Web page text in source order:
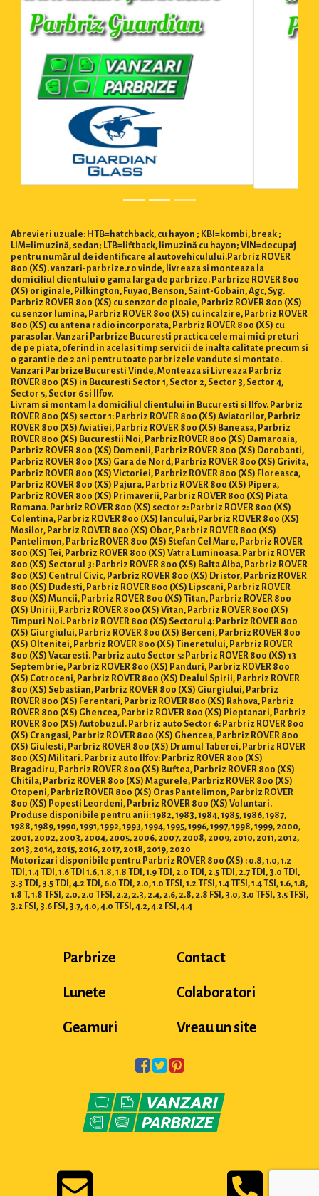
Abrevieri uzuale: HTB=hatchback, cu hayon ; KBI=kombi, break ;
LIM=limuzină, sedan; LTB=liftback, limuzină cu hayon; VIN=decupaj
pentru numărul de identificare al autovehiculului.Parbriz ROVER
800 (XS). vanzari-parbrize.ro vinde, livreaza si monteaza la
domiciliul clientului o gama larga de parbrize. Parbrize ROVER 800
(XS) originale, Pilkington, Fuyao, Benson, Saint-Gobain, Agc, Syg.
Parbriz ROVER 800 (XS) cu senzor de ploaie, Parbriz ROVER 800 (XS)
cu senzor lumina, Parbriz ROVER 800 (XS) cu incalzire, Parbriz ROVER
800 (XS) cu antena radio incorporata, Parbriz ROVER 800 (XS) cu
parasolar. Vanzari Parbrize Bucuresti practica cele mai mici preturi
de pe piata, oferind in acelasi timp servicii de inalta calitate precum si
o garantie de 2 ani pentru toate parbrizele vandute si montate.
Vanzari Parbrize Bucuresti Vinde, Monteaza si Livreaza Parbriz
ROVER 800 (XS) in Bucuresti Sector 1, Sector 2, Sector 3, Sector 4,
Sector 5, Sector 6 si Ilfov.
Livram si montam la domiciliul clientului in Bucuresti si Ilfov. Parbriz
ROVER 800 (XS) sector 1: Parbriz ROVER 800 (XS) Aviatorilor, Parbriz
ROVER 800 (XS) Aviatiei, Parbriz ROVER 800 (XS) Baneasa, Parbriz
ROVER 800 (XS) Bucurestii Noi, Parbriz ROVER 800 (XS) Damaroaia,
Parbriz ROVER 800 (XS) Domenii, Parbriz ROVER 800 (XS) Dorobanti,
Parbriz ROVER 800 (XS) Gara de Nord, Parbriz ROVER 800 (XS) Grivita,
Parbriz ROVER 800 (XS) Victoriei, Parbriz ROVER 800 (XS) Floreasca,
Parbriz ROVER 800 (XS) Pajura, Parbriz ROVER 800 (XS) Pipera,
Parbriz ROVER 800 (XS) Primaverii, Parbriz ROVER 800 (XS) Piata
Romana. Parbriz ROVER 800 (XS) sector 2: Parbriz ROVER 800 (XS)
Colentina, Parbriz ROVER 800 (XS) Iancului, Parbriz ROVER 800 (XS)
Mosilor, Parbriz ROVER 800 (XS) Obor, Parbriz ROVER 800 (XS)
Pantelimon, Parbriz ROVER 800 (XS) Stefan Cel Mare, Parbriz ROVER
800 (XS) Tei, Parbriz ROVER 800 (XS) Vatra Luminoasa. Parbriz ROVER
800 (XS) Sectorul 3: Parbriz ROVER 800 (XS) Balta Alba, Parbriz ROVER
800 (XS) Centrul Civic, Parbriz ROVER 800 (XS) Dristor, Parbriz ROVER
800 (XS) Dudesti, Parbriz ROVER 800 (XS) Lipscani, Parbriz ROVER
800 (XS) Muncii, Parbriz ROVER 800 (XS) Titan, Parbriz ROVER 800
(XS) Unirii, Parbriz ROVER 800 (XS) Vitan, Parbriz ROVER 800 (XS)
Timpuri Noi. Parbriz ROVER 800 (XS) Sectorul 4: Parbriz ROVER 800
(XS) Giurgiului, Parbriz ROVER 800 (XS) Berceni, Parbriz ROVER 800
(XS) Oltenitei, Parbriz ROVER 800 (XS) Tineretului, Parbriz ROVER
800 (XS) Vacaresti. Parbriz auto Sector 5: Parbriz ROVER 800 (XS) 13
Septembrie, Parbriz ROVER 800 (XS) Panduri, Parbriz ROVER 800
(XS) Cotroceni, Parbriz ROVER 800 (XS) Dealul Spirii, Parbriz ROVER
800 (XS) Sebastian, Parbriz ROVER 800 (XS) Giurgiului, Parbriz
ROVER 800 (XS) Ferentari, Parbriz ROVER 800 (XS) Rahova, Parbriz
ROVER 800 (XS) Ghencea, Parbriz ROVER 800 (XS) Pieptanari, Parbriz
ROVER 800 (XS) Autobuzul. Parbriz auto Sector 6: Parbriz ROVER 800
(XS) Crangasi, Parbriz ROVER 800 (XS) Ghencea, Parbriz ROVER 800
(XS) Giulesti, Parbriz ROVER 800 (XS) Drumul Taberei, Parbriz ROVER
800 (XS) Militari. Parbriz auto Ilfov: Parbriz ROVER 800 (XS)
Bragadiru, Parbriz ROVER 800 (XS) Buftea, Parbriz ROVER 800 (XS)
Chitila, Parbriz ROVER 800 (XS) Magurele, Parbriz ROVER 800 (XS)
Otopeni, Parbriz ROVER 800 (XS) Oras Pantelimon, Parbriz ROVER
800 (XS) Popesti Leordeni, Parbriz ROVER 800 (XS) Voluntari.
Produse disponibile pentru anii: 1982, 1983, 1984, 1985, 1986, 1987,
1988, 1989, 1990, 1991, 1992, 1993, 1994, 1995, 1996, 1997, 1998, 1999, 2000,
2001, 2002, 2003, 2004, 2005, 2006, 2007, 2008, 2009, 2010, 2011, 2012,
2013, 2014, 2015, 2016, 2017, 2018, 2019, 2020
Motorizari disponibile pentru Parbriz ROVER 800 (XS) : 0.8, 1.0, 1.2
TDI, 1.4 TDI, 1.6 TDI 1.6, 1.8, 1.8 TDI, 1.9 TDI, 2.0 TDI, 2.5 TDI, 2.7 TDI, 3.0 TDI,
3.3 TDI, 3.5 TDI, 4.2 TDI, 6.0 TDI, 2.0, 1.0 TFSI, 1.2 TFSI, 1.4 TFSI, 1.4 TSI, 1.6, 1.8,
1.8 T, 1.8 TFSI, 2.0, 2.0 TFSI, 2.2, 2.3, 2.4, 2.6, 2.8, 2.8 FSI, 3.0, 3.0 TFSI, 3.5 TFSI,
3.2 FSI, 3.6 FSI, 3.7, 4.0, 4.0 TFSI, 4.2, 4.2 FSI, 4.4
Parbrize
Lunete
Geamuri
Contact
Colaboratori
Vreau un site